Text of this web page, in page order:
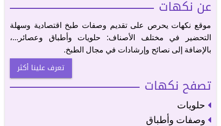
عن نكهات
موقع نكهات يحرص على تقديم وصفات طبخ اقتصادية وسهلة
التحضير في مختلف الأصناف: حلويات وأطباق وعصائر...،
بالإضافة إلى نصائح وإرشادات في مجال الطبخ.
تعرف علينا أكثر
تصفح نكهات
حلويات
وصفات وأطباق